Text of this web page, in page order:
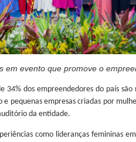
em evento que promove o
dos empreendedores do país
pequenas empresas criadas por
da entidade.
como lideranças femininas